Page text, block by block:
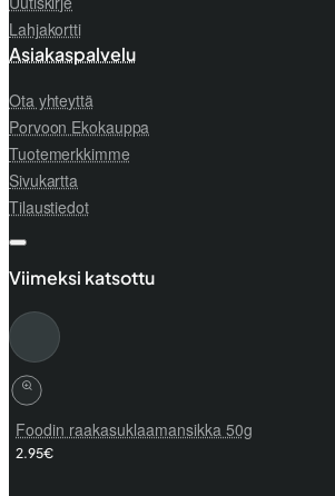
Lahjakortti
Asiakaspalvelu
Ota yhteyttä
Porvoon Ekokauppa
Tuotemerkkimme
Sivukartta
Tilaustiedot
Viimeksi katsottu
Foodin raakasuklaamansikka 50g
2.95€